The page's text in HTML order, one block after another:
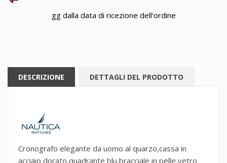
gg dalla data di ricezione dell'ordine
DESCRIZIONE DETTAGLI DEL PRODOTTO
Cronografo elegante da uomo al quarzo,cassa in
acciaio dorato,quadrante blu,bracciale in pelle,vetro